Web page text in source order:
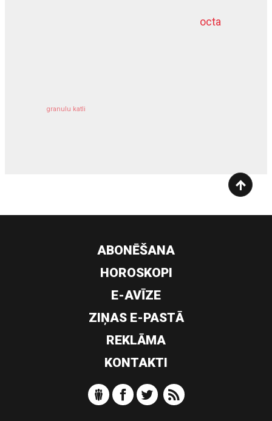
octa
granulu katli
dziļurbums
ABONĒŠANA
HOROSKOPI
E-AVĪZE
ZIŅAS E-PASTĀ
REKLĀMA
KONTAKTI